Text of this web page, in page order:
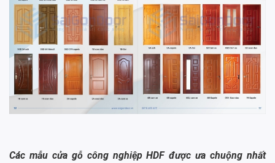
Các mẫu cửa gỗ công nghiệp HDF được ưa chuộng nhất